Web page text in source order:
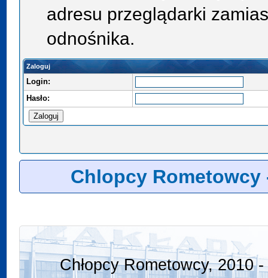
adresu przeglądarki
odnośnika.
Zaloguj
Login:
Hasło:
Chlopcy Rometowcy
Chłopcy Rometowcy, 2010